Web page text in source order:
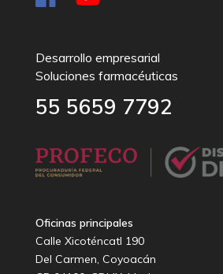
Desarrollo empresarial
Soluciones farmacéuticas
55 5659 7792
Oficinas principales
Calle Xicoténcatl 190
Del Carmen, Coyoacán